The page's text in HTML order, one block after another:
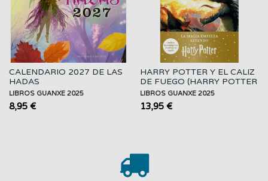
CALENDARIO 2027 DE LAS
HADAS
LIBROS GUANXE 2025
8,95 €
HARRY POTTER Y EL CALIZ
DE FUEGO (HARRY POTTER
[EDICION...
LIBROS GUANXE 2025
13,95 €